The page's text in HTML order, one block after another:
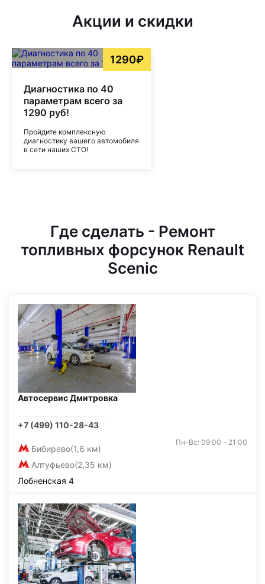
Акции и скидки
1290₽
Диагностика по 40
параметрам всего за
1290 руб!
Пройдите комплексную
диагностику вашего автомобиля
в сети наших СТО!
Где сделать - Ремонт
топливных форсунок Renault
Scenic
Автосервис Дмитровка
+7 (499) 110-28-43
Бибирево(1,6 км)
Алтуфьево(2,35 км)
Пн-Вс: 09:00 - 21:00
Лобненская 4